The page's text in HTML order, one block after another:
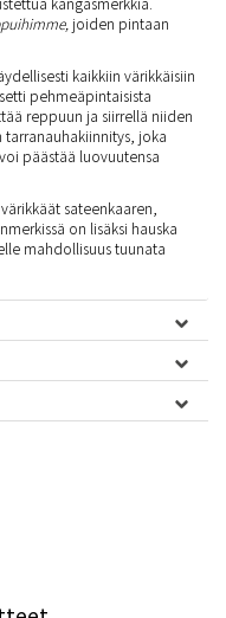
, joiden pintaan
kaikkiin värikkäisiin
pehmeäpintaisista
reppuun ja siirrellä niiden
tarranauhakiinnitys, joka
päästää luovuutensa
sateenkaaren,
on lisäksi hauska
mahdollisuus tuunata